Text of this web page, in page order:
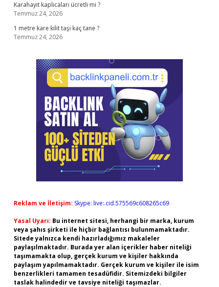
Karahayıt kaplıcaları ücretli mi ?
Temmuz 24, 2026
1 metre kare kilit taşı kaç tane ?
Temmuz 24, 2026
Reklam ve İletişim: Skype: live:.cid.575569c608265c69
Yasal Uyarı: Bu internet sitesi, herhangi bir marka, kurum
veya şahıs şirketi ile hiçbir bağlantısı bulunmamaktadır.
Sitede yalnızca kendi hazırladığımız makaleler
paylaşılmaktadır. Burada yer alan içerikler haber niteliği
taşımamakta olup, gerçek kurum ve kişiler hakkında
paylaşım yapılmamaktadır. Gerçek kurum ve kişiler ile isim
benzerlikleri tamamen tesadüfidir. Sitemizdeki bilgiler
taslak halindedir ve tavsiye niteliği taşımazlar.